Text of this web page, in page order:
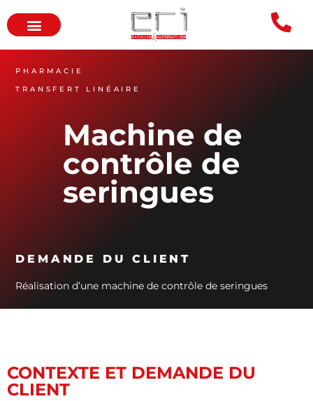
PHARMACIE
TRANSFERT LINÉAIRE
Machine de
contrôle de
seringues
DEMANDE DU CLIENT
Réalisation d’une machine de contrôle de seringues
CONTEXTE ET DEMANDE DU
CLIENT